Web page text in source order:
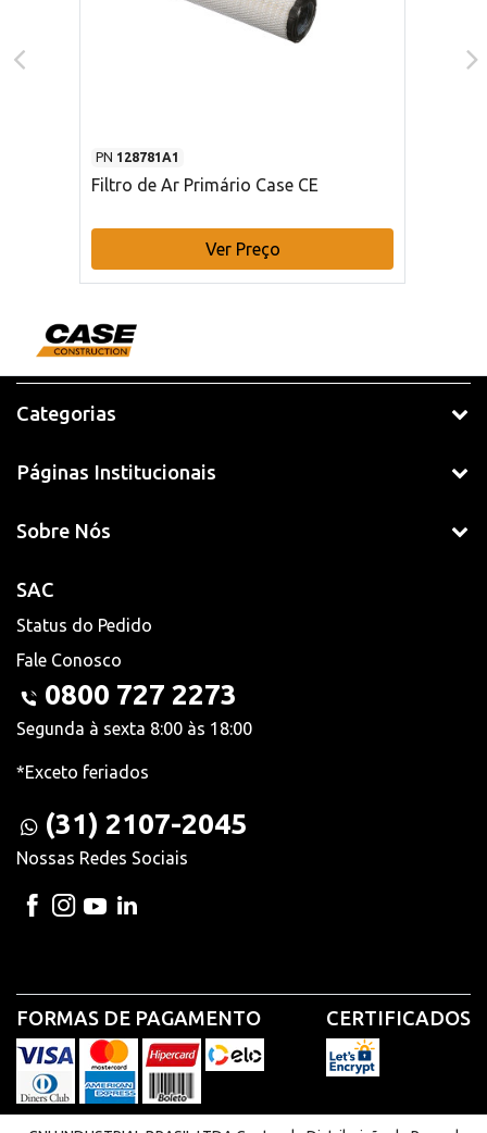
PN 128781A1
Filtro de Ar Primário Case CE
Ver Preço
Categorias
Páginas Institucionais
Sobre Nós
SAC
Status do Pedido
Fale Conosco
0800 727 2273
Segunda à sexta 8:00 às 18:00
*Exceto feriados
(31) 2107-2045
Nossas Redes Sociais
FORMAS DE PAGAMENTO CERTIFICADOS